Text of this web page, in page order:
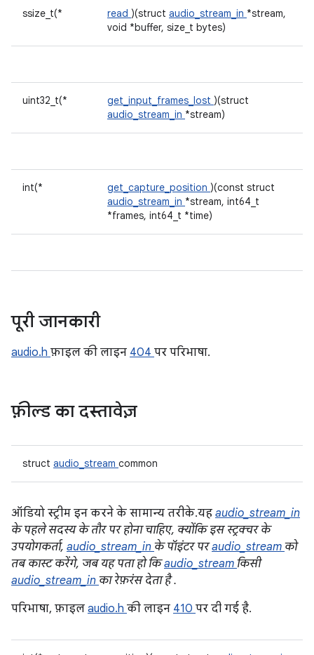
ssize_t(* read )(struct audio_stream_in *stream,
void *buffer, size_t bytes)
uint32_t(* get_input_frames_lost )(struct
audio_stream_in *stream)
int(* get_capture_position )(const struct
audio_stream_in *stream, int64_t
*frames, int64_t *time)
पूरी जानकारी
audio.h फ़ाइल की लाइन 404 पर परिभाषा.
फ़ील्ड का दस्तावेज़
struct audio_stream common
ऑडियो स्ट्रीम इन करने के सामान्य तरीके. यह audio_stream_in
के पहले सदस्य के तौर पर होना चाहिए, क्योंकि इस स्ट्रक्चर के
उपयोगकर्ता, audio_stream_in के पॉइंटर परaudio_stream को
तब कास्ट करेंगे, जब यह पता हो किaudio_stream किसी
audio_stream_in का रेफ़रंस देता है .
परिभाषा, फ़ाइल audio.h की लाइन 410 पर दी गई है.